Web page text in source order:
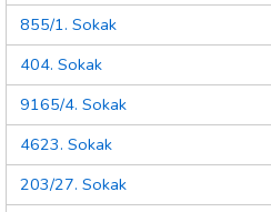
855/1. Sokak
404. Sokak
9165/4. Sokak
4623. Sokak
203/27. Sokak